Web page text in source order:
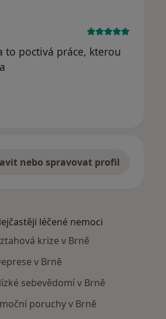
to poctivá práce, kterou
nebo spravovat profil
léčené nemoci
krize v Brně
v Brně
sebevědomí v Brně
poruchy v Brně